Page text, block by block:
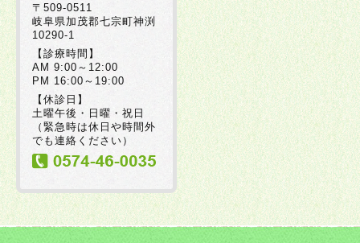
〒509-0511
岐阜県加茂郡七宗町神渕
10290-1
【診療時間】
AM 9:00～12:00
PM 16:00～19:00
【休診日】
土曜午後・日曜・祝日
（緊急時は休日や時間外
でも連絡ください）